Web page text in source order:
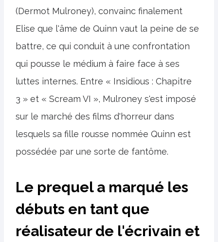
(Dermot Mulroney), convainc finalement
Elise que l'âme de Quinn vaut la peine de se
battre, ce qui conduit à une confrontation
qui pousse le médium à faire face à ses
luttes internes. Entre « Insidious : Chapitre
3 » et « Scream VI », Mulroney s'est imposé
sur le marché des films d'horreur dans
lesquels sa fille rousse nommée Quinn est
possédée par une sorte de fantôme.
Le prequel a marqué les
débuts en tant que
réalisateur de l'écrivain et